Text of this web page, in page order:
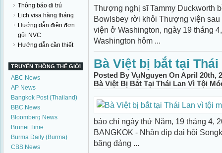
Thông báo di trú
Lịch visa hàng tháng
Hướng dẫn điền đơn
gửi NVC
Hướng dẫn cần thiết
TRUYỀN THÔNG THẾ GIỚI
ABC News
AP News
Bangkok Post (Thailand)
BBC News
Bloomberg News
Brunei Time
Burma Daily (Burma)
CBS News
Thượng nghị sĩ Tammy Duckworth
Bowlsbey rời khỏi Thượng viện
viện ở Washington, ngày 19 tháng
Washington hôm ...
Bà Việt bị bắt tại
Posted By VuNguyen On April 20th,
Bà Việt Bị Bắt Tại Thái Lan Vì Tội
báo chí ngày thứ Năm, 19 tháng 4,
BANGKOK - Nhân dịp đại hội
băng đảng ...